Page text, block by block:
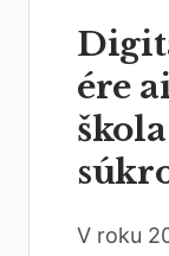
ére
V roku